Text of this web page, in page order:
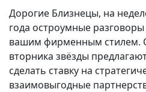
Дорогие Близнецы, на
года остроумные
вашим фирменным стилем.
вторника звёзды
сделать ставку на
взаимовыгодные